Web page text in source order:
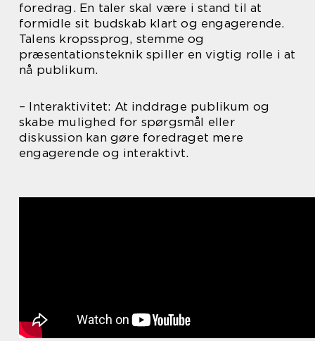
foredrag. En taler skal være i stand til at
formidle sit budskab klart og engagerende.
Talens kropssprog, stemme og
præsentationsteknik spiller en vigtig rolle i at
nå publikum.
– Interaktivitet: At inddrage publikum og
skabe mulighed for spørgsmål eller
diskussion kan gøre foredraget mere
engagerende og interaktivt.